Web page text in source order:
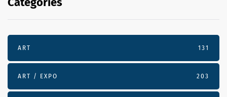
ART 131
ART / EXPO 203